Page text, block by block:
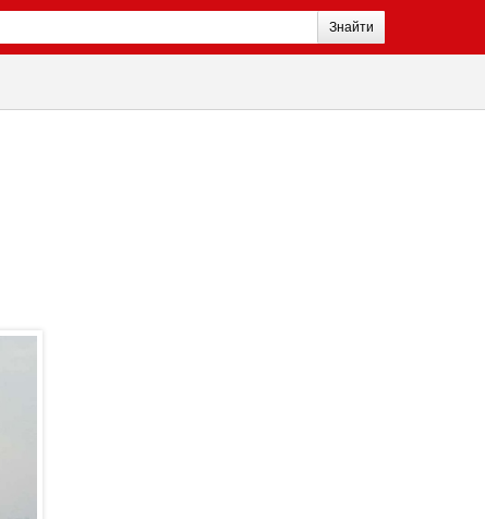
Знайти